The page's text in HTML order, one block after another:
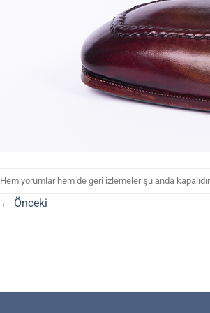
Hem yorumlar hem de geri izlemeler şu anda
← Önceki